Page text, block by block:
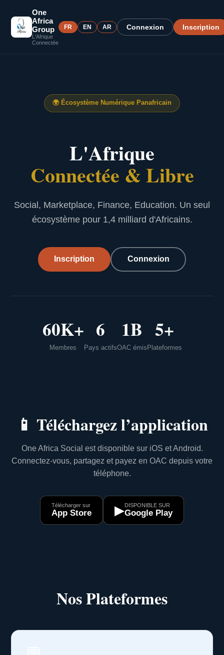
One
Africa
Group
L'Afrique
Connectée
FR EN AR Connexion Inscription
🌍 Écosystème Numérique Panafricain
L'Afrique
Connectée & Libre
Social, Marketplace, Finance, Education. Un seul
écosystème pour 1,4 milliard d'Africains.
Inscription Connexion
60K+
Membres
6
Pays actifs
1B
OAC émis
5+
Plateformes
📱 Téléchargez l’application
One Africa Social est disponible sur iOS et Android.
Connectez-vous, partagez et payez en OAC depuis votre
téléphone.
Télécharger sur
App Store ▶DISPONIBLE SUR
Google Play
Nos Plateformes